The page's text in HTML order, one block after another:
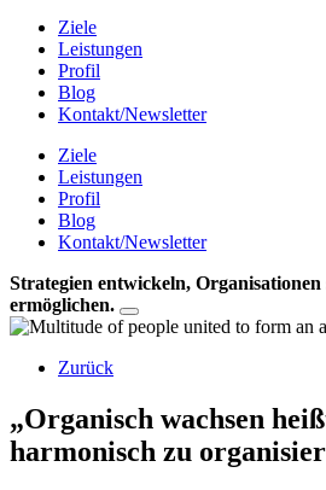
Ziele
Leistungen
Profil
Blog
Kontakt/Newsletter
Ziele
Leistungen
Profil
Blog
Kontakt/Newsletter
Strategien entwickeln,
ermöglichen.
Zurück
„Organisch wachsen
harmonisch zu